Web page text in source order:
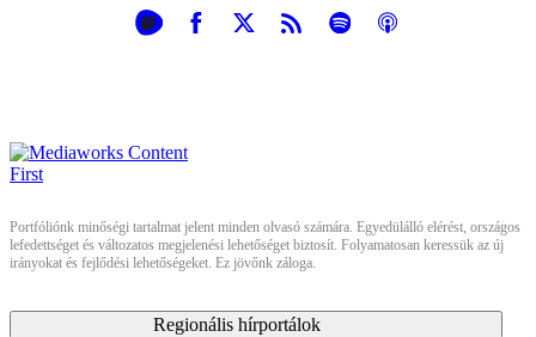
Portfóliónk minőségi tartalmat jelent minden olvasó számára. Egyedülálló elérést, országos
lefedettséget és változatos megjelenési lehetőséget biztosít. Folyamatosan keressük az új
irányokat és fejlődési lehetőségeket. Ez jövőnk záloga.
Regionális hírportálok